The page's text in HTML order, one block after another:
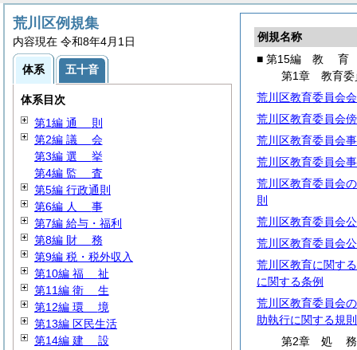
例規名称
■ 第15編 教 育
第1章 教育委
荒川区教育委員会
荒川区教育委員会
荒川区教育委員会
荒川区教育委員会
荒川区教育委員会
則
荒川区教育委員会
荒川区教育委員会
荒川区教育に関す
に関する条例
荒川区教育委員会
助執行に関する規則
第2章 処務
荒川区例規集
内容現在 令和8年4月1日
体系 五十音
体系目次
第1編 通 則
第2編 議 会
第3編 選 挙
第4編 監 査
第5編 行政通則
第6編 人 事
第7編 給与・福利
第8編 財 務
第9編 税・税外収入
第10編 福 祉
第11編 衛 生
第12編 環 境
第13編 区民生活
第14編 建 設